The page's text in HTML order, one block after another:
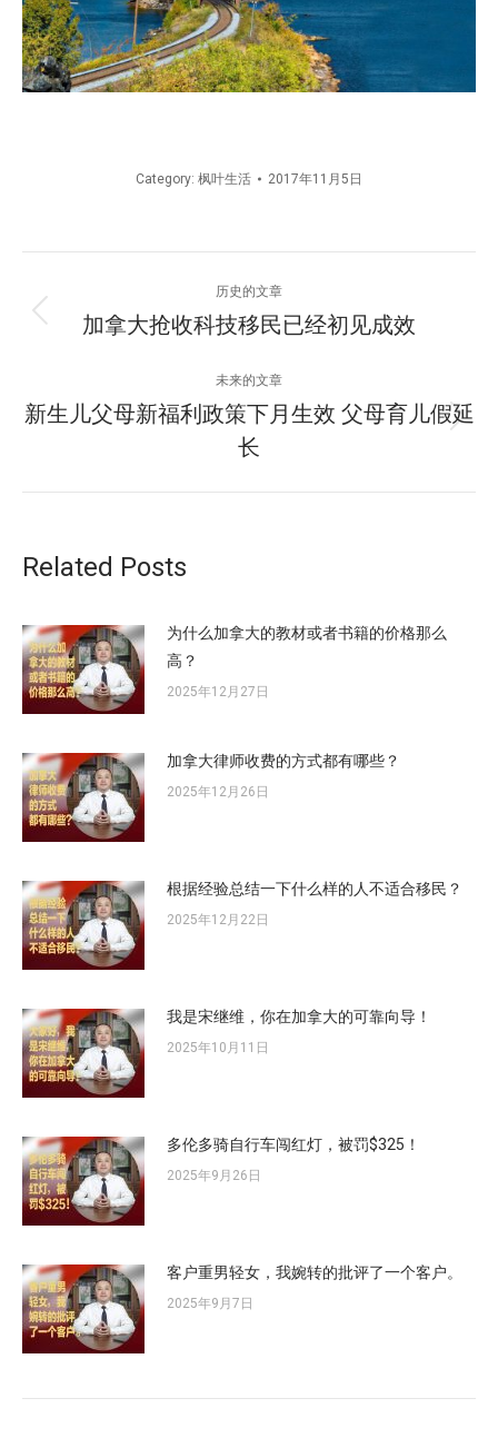
Category: 枫叶生活 2017年11月5日
章
航
历史的文章
历
的
文
章：
加拿大抢收科技移民已经初见成效
未来的文章
未
来
新生儿父母新福利政策下月生效 父母育儿假延
长
Related Posts
为什么加拿大的教材或者书籍的价格那么
高？
2025年12月27日
加拿大律师收费的方式都有哪些？
2025年12月26日
根据经验总结一下什么样的人不适合移民？
2025年12月22日
我是宋继维，你在加拿大的可靠向导！
2025年10月11日
多伦多骑自行车闯红灯，被罚$325！
2025年9月26日
客户重男轻女，我婉转的批评了一个客户。
2025年9月7日